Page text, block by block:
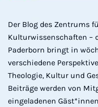
Der Blog des Zentrums
Kulturwissenschaften –
Paderborn bringt in
verschiedene
Theologie, Kultur und
Beiträge werden von
eingeladenen